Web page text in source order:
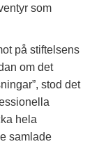
som
på stiftelsens
om det
stod det
hela
samlade